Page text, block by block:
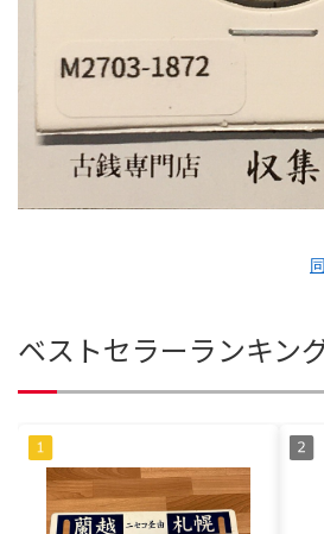
ベストセラーランキン